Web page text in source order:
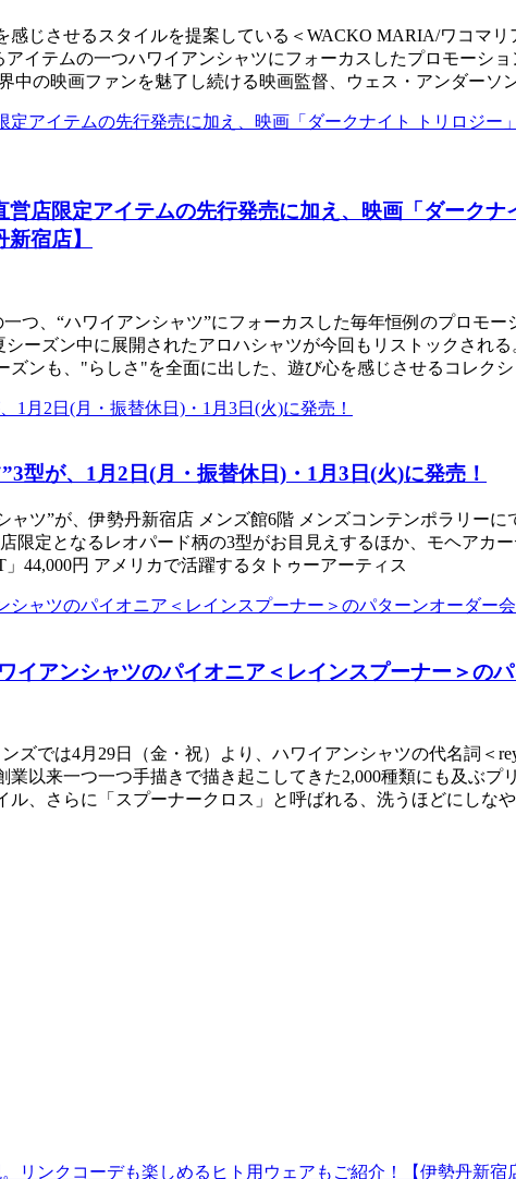
じさせるスタイルを提案している＜WACKO MARIA/ワコマ
イテムの一つハワイアンシャツにフォーカスしたプロモーシ
中の映画ファンを魅了し続ける映画監督、ウェス・アンダーソ
店限定アイテムの先行発売に加え、映画「ダーク
宿店】
つ、“ハワイアンシャツ”にフォーカスした毎年恒例のプロモ
ーズン中に展開されたアロハシャツが今回もリストックされ
ンも、"らしさ"を全面に出した、遊び心を感じさせるコレクシ
型が、1月2日(月・振替休日)・1月3日(火)に発売！
ツ”が、伊勢丹新宿店 メンズ館6階 メンズコンテンポラリー
限定となるレオパード柄の3型がお目見えするほか、モヘアカ
44,000円 アメリカで活躍するタトゥーアーティス
イアンシャツのパイオニア＜レインスプーナー＞の
ズでは4月29日（金・祝）より、ハワイアンシャツの代名詞＜
業以来一つ一つ手描きで描き起こしてきた2,000種類にも及ぶ
、さらに「スプーナークロス」と呼ばれる、洗うほどにしな